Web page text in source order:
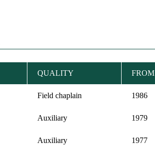
QUALITY FROM
Field chaplain 1986
Auxiliary 1979
Auxiliary 1977